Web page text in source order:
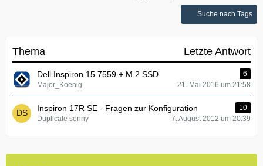
Suche nach Tags
Thema Letzte Antwort
Dell Inspiron 15 7559 + M.2 SSD
6
Major_Koenig
21. Mai 2016 um 21:58
Inspiron 17R SE - Fragen zur Konfiguration
10
Duplicate sonny
7. August 2012 um 20:39